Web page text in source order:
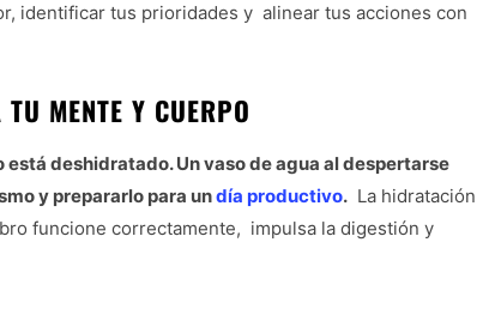
identificar tus prioridades y alinear tus acciones con
MENTE Y CUERPO
deshidratado. Un vaso de agua al despertarse
y prepararlo para undía productivo. La hidratación
funcione correctamente, impulsa la digestión y